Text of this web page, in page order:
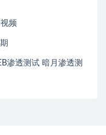
频
渗透测试 暗月渗透测